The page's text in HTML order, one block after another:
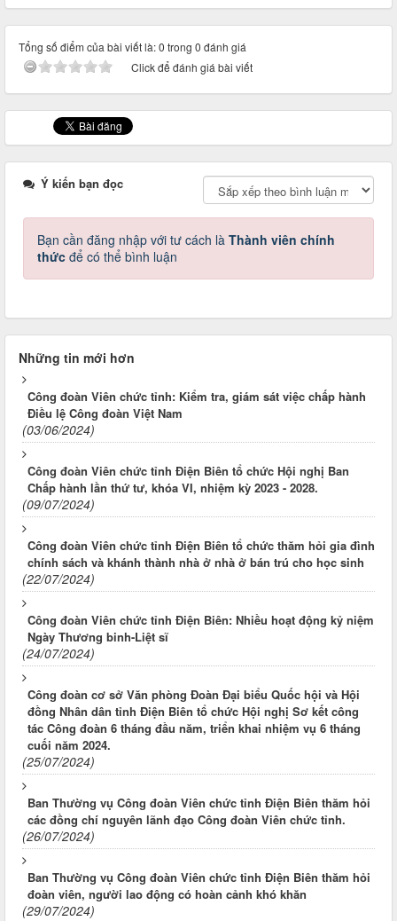
Tổng số điểm của bài viết là: 0 trong 0 đánh giá
Click để đánh giá bài viết
Ý kiến bạn đọc
Bạn cần đăng nhập với tư cách là Thành viên chính
thức để có thể bình luận
Những tin mới hơn
Công đoàn Viên chức tỉnh: Kiểm tra, giám sát việc chấp hành
Điều lệ Công đoàn Việt Nam
(03/06/2024)
Công đoàn Viên chức tỉnh Điện Biên tổ chức Hội nghị Ban
Chấp hành lần thứ tư, khóa VI, nhiệm kỳ 2023 - 2028.
(09/07/2024)
Công đoàn Viên chức tỉnh Điện Biên tổ chức thăm hỏi gia đình
chính sách và khánh thành nhà ở nhà ở bán trú cho học sinh
(22/07/2024)
Công đoàn Viên chức tỉnh Điện Biên: Nhiều hoạt động kỷ niệm
Ngày Thương binh-Liệt sĩ
(24/07/2024)
Công đoàn cơ sở Văn phòng Đoàn Đại biểu Quốc hội và Hội
đồng Nhân dân tỉnh Điện Biên tổ chức Hội nghị Sơ kết công
tác Công đoàn 6 tháng đầu năm, triển khai nhiệm vụ 6 tháng
cuối năm 2024.
(25/07/2024)
Ban Thường vụ Công đoàn Viên chức tỉnh Điện Biên thăm hỏi
các đồng chí nguyên lãnh đạo Công đoàn Viên chức tỉnh.
(26/07/2024)
Ban Thường vụ Công đoàn Viên chức tỉnh Điện Biên thăm hỏi
đoàn viên, người lao động có hoàn cảnh khó khăn
(29/07/2024)